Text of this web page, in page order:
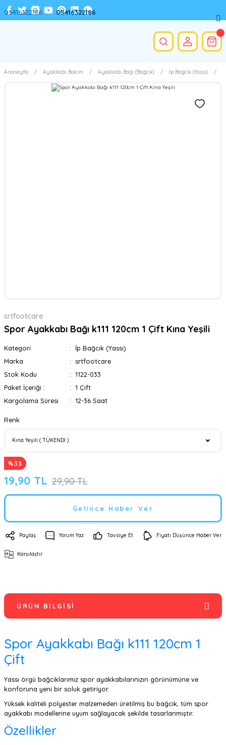
Anasayfa Ayakkabı Bakım Ayakkabı Bağı (Bağcık) İp Bağcık (Yassı)
srtfootcare
Spor Ayakkabı Bağı k111 120cm 1 Çift Kına Yeşili
Kategori
İp Bağcık (Yassı)
Marka
srtfootcare
Stok Kodu
1122-033
Paket İçeriği :
1 Çift
Kargolama Süresi
12-36 Saat
Renk
%33
19,90 TL 29,90 TL
Gelince Haber Ver
Paylaş Yorum Yaz Tavsiye Et Fiyatı Düşünce Haber Ver
Karşılaştır
ÜRÜN BILGISI
Spor Ayakkabı Bağı k111 120cm 1
Çift
Yassı örgü bağcıklarımız spor ayakkabılarınızın görünümüne ve
konforuna yeni bir soluk getiriyor.
Yüksek kaliteli polyester malzemeden üretilmiş bu bağcık, tüm spor
ayakkabı modellerine uyum sağlayacak şekilde tasarlanmıştır.
Özellikler
05416322186 05416322186